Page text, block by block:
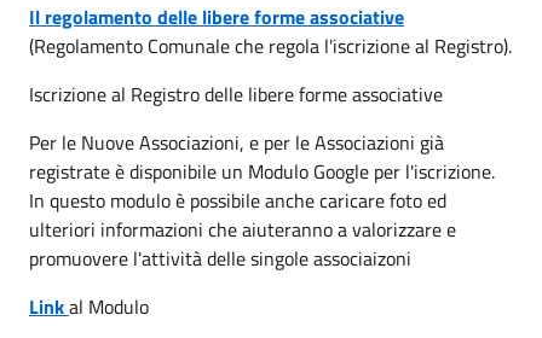
Il regolamento delle libere forme associative
(Regolamento Comunale che regola l'iscrizione al Registro).
Iscrizione al Registro delle libere forme associative
Per le Nuove Associazioni, e per le Associazioni già
registrate è disponibile un Modulo Google per l'iscrizione.
In questo modulo è possibile anche caricare foto ed
ulteriori informazioni che aiuteranno a valorizzare e
promuovere l'attività delle singole associaizoni
Linkal Modulo